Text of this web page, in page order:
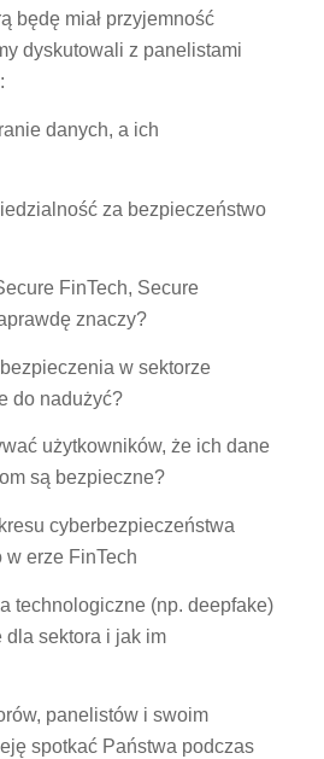
będę miał przyjemność
dyskutowali z panelistami
danych, a ich
za bezpieczeństwo
FinTech, Secure
znaczy?
w sektorze
do nadużyć?
użytkowników, że ich dane
są bezpieczne?
cyberbezpieczeństwa
erze FinTech
technologiczne (np. deepfake)
sektora i jak im
panelistów i swoim
spotkać Państwa podczas